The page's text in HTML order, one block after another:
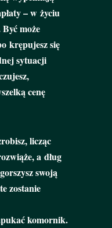
– w życiu
może
krępujesz się
sytuacji
cenę
licząc
a dług
swoją
zostanie
komornik.